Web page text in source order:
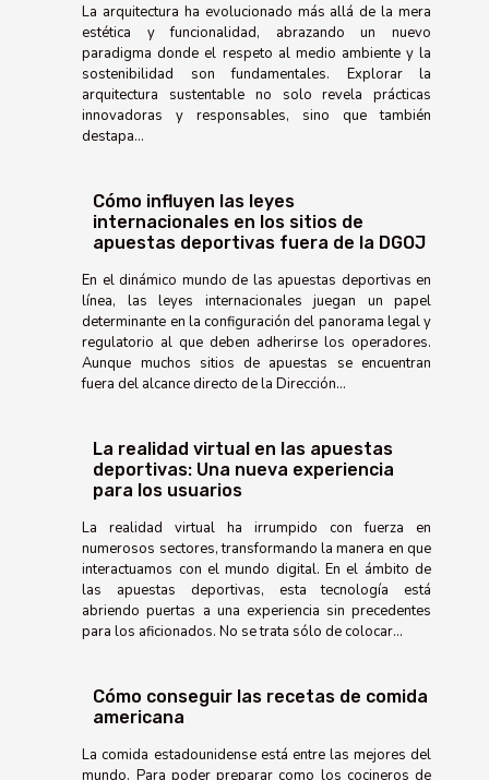
La arquitectura ha evolucionado más allá de la mera
estética y funcionalidad, abrazando un nuevo
paradigma donde el respeto al medio ambiente y la
sostenibilidad son fundamentales. Explorar la
arquitectura sustentable no solo revela prácticas
innovadoras y responsables, sino que también
destapa...
Cómo influyen las leyes
internacionales en los sitios de
apuestas deportivas fuera de la DGOJ
En el dinámico mundo de las apuestas deportivas en
línea, las leyes internacionales juegan un papel
determinante en la configuración del panorama legal y
regulatorio al que deben adherirse los operadores.
Aunque muchos sitios de apuestas se encuentran
fuera del alcance directo de la Dirección...
La realidad virtual en las apuestas
deportivas: Una nueva experiencia
para los usuarios
La realidad virtual ha irrumpido con fuerza en
numerosos sectores, transformando la manera en que
interactuamos con el mundo digital. En el ámbito de
las apuestas deportivas, esta tecnología está
abriendo puertas a una experiencia sin precedentes
para los aficionados. No se trata sólo de colocar...
Cómo conseguir las recetas de comida
americana
La comida estadounidense está entre las mejores del
mundo. Para poder preparar como los cocineros de